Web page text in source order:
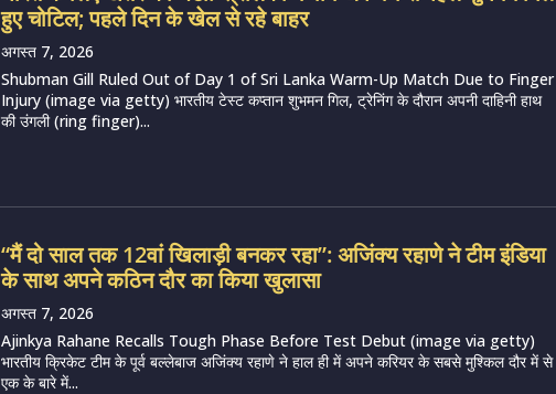
हुए चोटिल; पहले दिन के खेल से रहे बाहर
अगस्त 7, 2026
Shubman Gill Ruled Out of Day 1 of Sri Lanka Warm-Up Match Due to Finger
Injury (image via getty) भारतीय टेस्ट कप्तान शुभमन गिल, ट्रेनिंग के दौरान अपनी दाहिनी हाथ
की उंगली (ring finger)...
“मैं दो साल तक 12वां खिलाड़ी बनकर रहा”: अजिंक्य रहाणे ने टीम इंडिया
के साथ अपने कठिन दौर का किया खुलासा
अगस्त 7, 2026
Ajinkya Rahane Recalls Tough Phase Before Test Debut (image via getty)
भारतीय क्रिकेट टीम के पूर्व बल्लेबाज अजिंक्य रहाणे ने हाल ही में अपने करियर के सबसे मुश्किल दौर में से
एक के बारे में...